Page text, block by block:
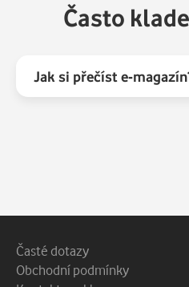
Často
Jak si přečíst e-
Patička webu
Vedlejší navigace
Časté dotazy
Obchodní podmínky